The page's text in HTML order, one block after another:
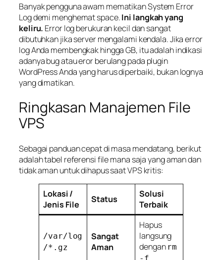
Banyak pengguna awam mematikanSystem Error
Logdemi menghemat space.Ini langkah yang
keliru. Error log berukuran kecil dan sangat
dibutuhkan jika server mengalami kendala. Jika error
log Anda membengkak hingga GB, itu adalah indikasi
adanyabugatau eror berulang pada plugin
WordPress Anda yang harus diperbaiki, bukan lognya
yang dimatikan.
Ringkasan Manajemen File
VPS
Sebagai panduan cepat di masa mendatang, berikut
adalah tabel referensi file mana saja yang aman dan
tidak aman untuk dihapus saat VPS kritis:
Lokasi /
Jenis File
Status
Solusi
Terbaik
/var/log
/*.gz
Sangat
Aman
Hapus
langsung
dengan rm